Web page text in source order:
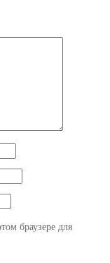
браузере для